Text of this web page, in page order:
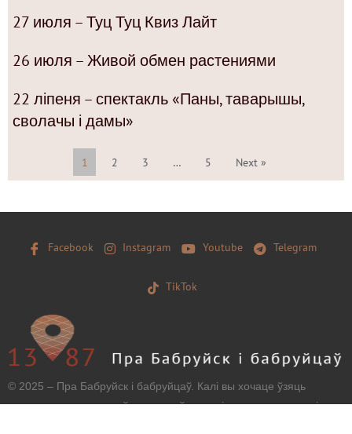
27 июля – Туц Туц Квиз Лайт
26 июля – Живой обмен растениями
22 ліпеня – спектакль «Паны, таварышы,
сволачы і дамы»
1 2 3 … 5 Next »
Facebook Instagram Youtube Telegram
TikTok
© 2025 – Пра Бабруйск і бабруйцаў. Калі вы хочаце ўзяць
матэрыял з нашага сайту, захавайце, калі ласка, загаловак і